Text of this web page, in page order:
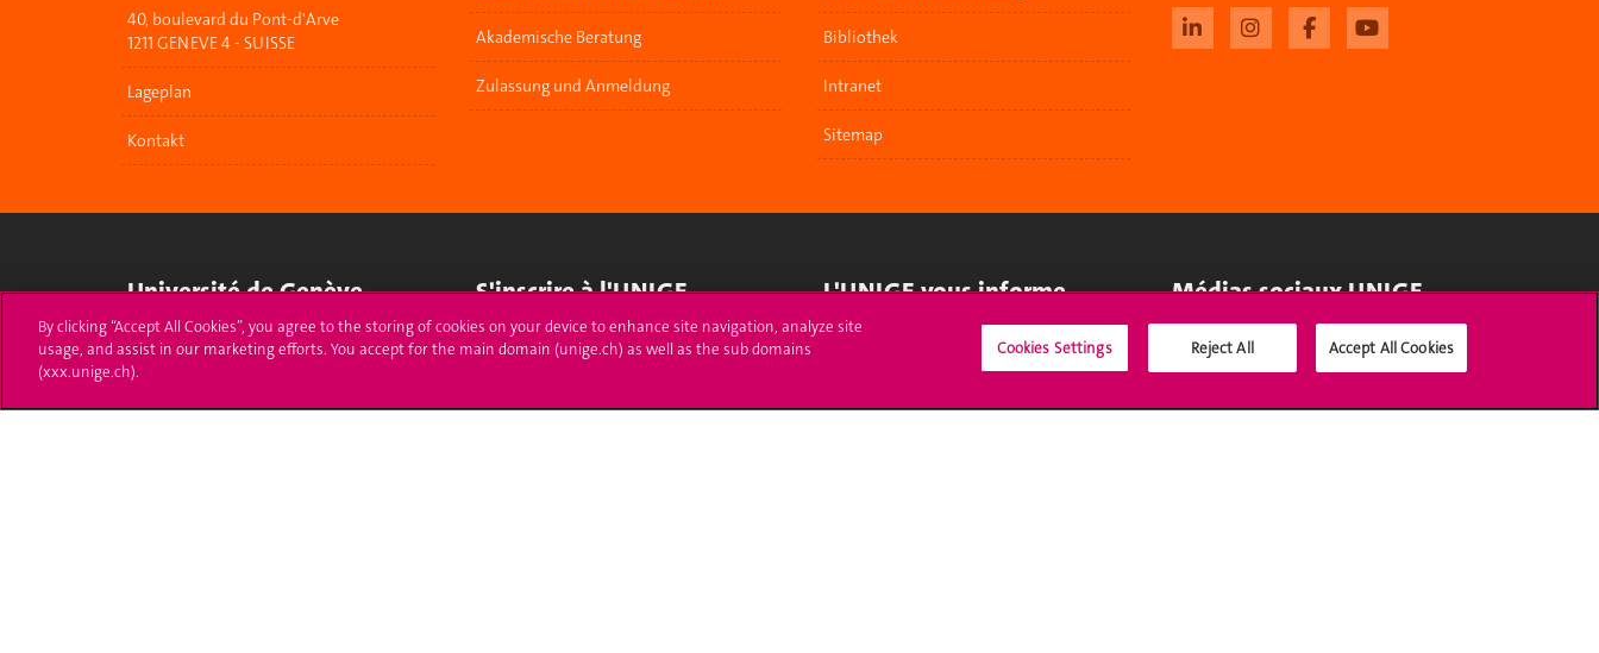
40, boulevard du Pont-d'Arve
1211 GENEVE 4 - SUISSE
Lageplan
Kontakt
Akademische Beratung
Zulassung und Anmeldung
Bibliothek
Intranet
Sitemap
Université de Genève
24 rue du Général-Dufour
1211 Genève 4
F. +41 (0)22 379 11 34
S'inscrire à l'UNIGE
Immatriculations
L'UNIGE vous informe Médias sociaux UNIGE
By clicking “Accept All Cookies”, you agree to the storing of cookies on your device to enhance site navigation, analyze site
usage, and assist in our marketing efforts. You accept for the main domain (unige.ch) as well as the sub domains
(xxx.unige.ch).
Cookies Settings Reject All Accept All Cookies